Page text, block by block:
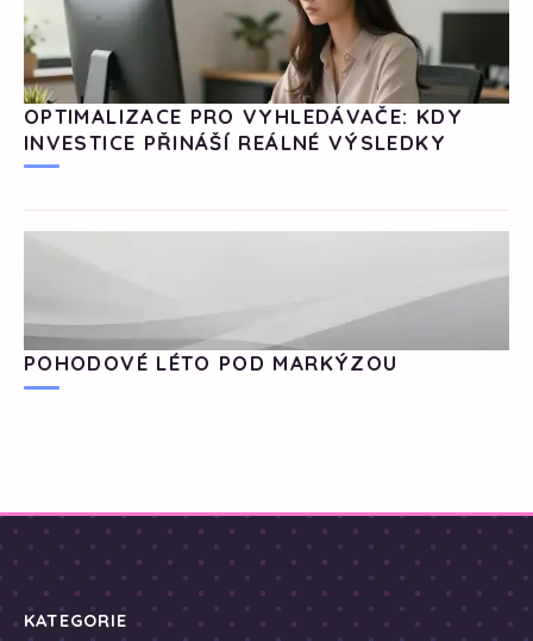
OPTIMALIZACE PRO VYHLEDÁVAČE: KDY
INVESTICE PŘINÁŠÍ REÁLNÉ VÝSLEDKY
POHODOVÉ LÉTO POD MARKÝZOU
KATEGORIE